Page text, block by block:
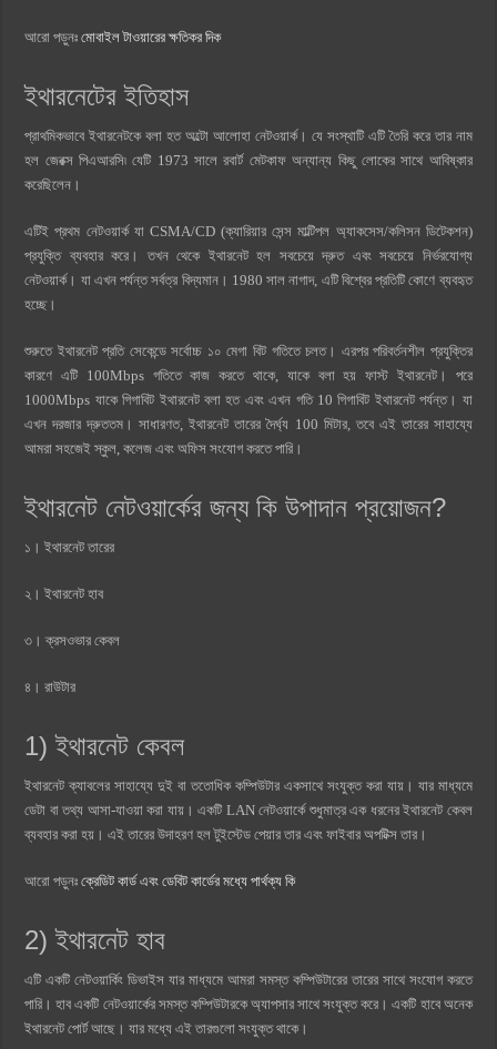
আরো পড়ুনঃমোবাইল টাওয়ারের ক্ষতিকর দিক
ইথারনেটের ইতিহাস
প্রাথমিকভাবে ইথারনেটকে বলা হত অল্টো আলোহা নেটওয়ার্ক। যে সংস্থাটি এটি তৈরি করে তার নাম
হল জেরক্স পিএআরসি৷ যেটি 1973 সালে রবার্ট মেটকাফ অন্যান্য কিছু লোকের সাথে আবিষ্কার
করেছিলেন।
এটিই প্রথম নেটওয়ার্ক যা CSMA/CD (ক্যারিয়ার সেন্স মাল্টিপল অ্যাকসেস/কলিসন ডিটেকশন)
প্রযুক্তি ব্যবহার করে। তখন থেকে ইথারনেট হল সবচেয়ে দ্রুত এবং সবচেয়ে নির্ভরযোগ্য
নেটওয়ার্ক। যা এখন পর্যন্ত সর্বত্র বিদ্যমান। 1980 সাল নাগাদ, এটি বিশ্বের প্রতিটি কোণে ব্যবহৃত
হচ্ছে।
শুরুতে ইথারনেট প্রতি সেকেন্ডে সর্বোচ্চ ১০ মেগা বিট গতিতে চলত। এরপর পরিবর্তনশীল প্রযুক্তির
কারণে এটি 100Mbps গতিতে কাজ করতে থাকে, যাকে বলা হয় ফাস্ট ইথারনেট। পরে
1000Mbps যাকে গিগাবিট ইথারনেট বলা হত এবং এখন গতি 10 গিগাবিট ইথারনেট পর্যন্ত। যা
এখন দরজার দ্রুততম। সাধারণত, ইথারনেট তারের দৈর্ঘ্য 100 মিটার, তবে এই তারের সাহায্যে
আমরা সহজেই স্কুল, কলেজ এবং অফিস সংযোগ করতে পারি।
ইথারনেট নেটওয়ার্কের জন্য কি উপাদান প্রয়োজন?
১। ইথারনেট তারের
২। ইথারনেট হাব
৩। ক্রসওভার কেবল
৪। রাউটার
1) ইথারনেট কেবল
ইথারনেট ক্যাবলের সাহায্যে দুই বা ততোধিক কম্পিউটার একসাথে সংযুক্ত করা যায়। যার মাধ্যমে
ডেটা বা তথ্য আসা-যাওয়া করা যায়। একটি LAN নেটওয়ার্কে শুধুমাত্র এক ধরনের ইথারনেট কেবল
ব্যবহার করা হয়। এই তারের উদাহরণ হল টুইস্টেড পেয়ার তার এবং ফাইবার অপটিক্স তার।
আরো পড়ুনঃক্রেডিট কার্ড এবং ডেবিট কার্ডের মধ্যে পার্থক্য কি
2) ইথারনেট হাব
এটি একটি নেটওয়ার্কিং ডিভাইস যার মাধ্যমে আমরা সমস্ত কম্পিউটারের তারের সাথে সংযোগ করতে
পারি। হাব একটি নেটওয়ার্কের সমস্ত কম্পিউটারকে অ্যাপসার সাথে সংযুক্ত করে। একটি হাবে অনেক
ইথারনেট পোর্ট আছে। যার মধ্যে এই তারগুলো সংযুক্ত থাকে।